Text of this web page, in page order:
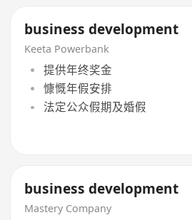
business development
Keeta Powerbank
提供年终奖金
慷慨年假安排
法定公众假期及婚假
business development
Mastery Company